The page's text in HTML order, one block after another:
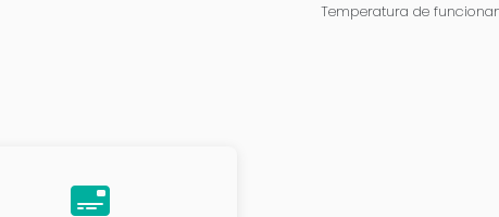
Temperatura de